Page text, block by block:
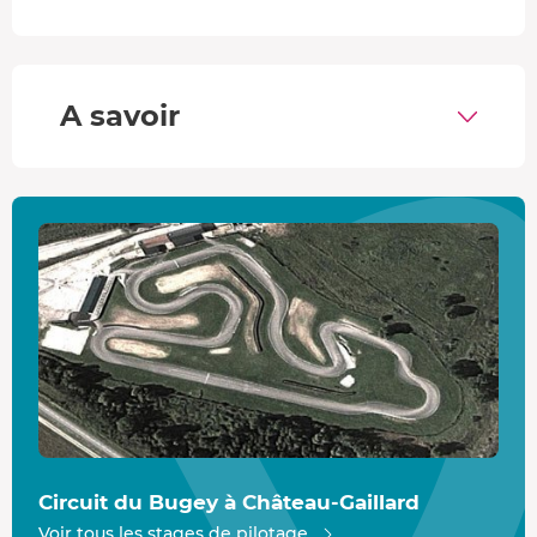
Dotée d’unmoteur V6 biturbo de 550 chevaux, cette
voiture peut accélérer de0 à 100 km/hen seulement3,5
secondes. Son design audacieux, sa silhouette
aérodynamique et ses innovations technologiques lui
confèrent une tenue de route remarquable, tandis que sa
suspension haute performance garantit une expérience
de conduite inoubliable sur le circuit.
Choisissez votre formule
Formule 2 tours: Une introduction au pilotage,
idéale pour découvrir les bases telles que la prise en
main du volant et la gestion des virages.
A savoir
Circuit du Bugey à Château-Gaillard